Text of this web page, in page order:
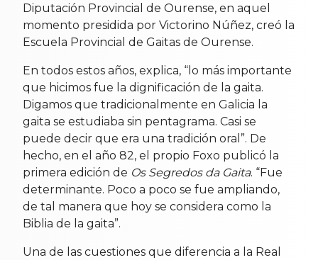
Diputación Provincial de Ourense, en aquel
momento presidida por Victorino Núñez, creó la
Escuela Provincial de Gaitas de Ourense.
En todos estos años, explica, “lo más importante
que hicimos fue la dignificación de la gaita.
Digamos que tradicionalmente en Galicia la
gaita se estudiaba sin pentagrama. Casi se
puede decir que era una tradición oral”. De
hecho, en el año 82, el propio Foxo publicó la
primera edición de Os Segredos da Gaita. “Fue
determinante. Poco a poco se fue ampliando,
de tal manera que hoy se considera como la
Biblia de la gaita”.
Una de las cuestiones que diferencia a la Real